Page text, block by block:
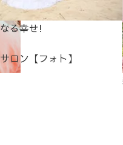
る幸せ!
ロン【フォト】